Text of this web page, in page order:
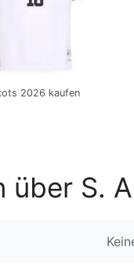
2026 kaufen
über S.